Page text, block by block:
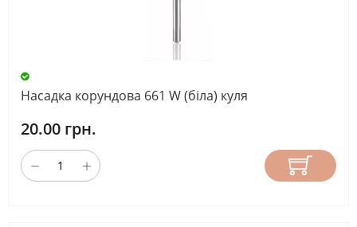
АБРАЗИВНІСТЬ
ПРИЗНАЧЕННЯ
ФРЕЗИ
Насадка корундова 661 W (біла) куля
20.00 грн.